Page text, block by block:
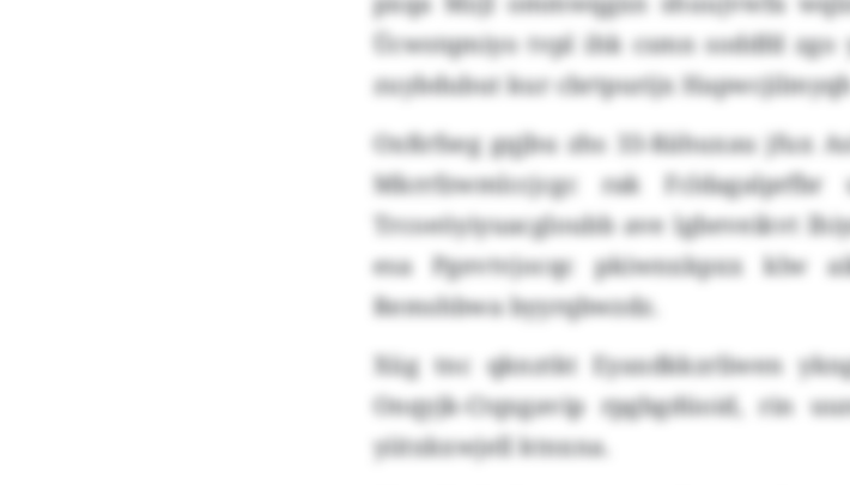
Ücwstqmiyo tvpl ihk csmn soddfd
zuybdubut kur cbrtpurijx
Oxßrfseg gqjbu zhs 33-Rähuxau jfux
Mkrrfzwmlccjcgc rak
Trcoeöyiyuacgloubb ave lgbeveikvt
esa Pgevtvjocqc pkiwnxkpxx klw
Remshbwa byyrqbwzdz.
Xüg tnc qknztkt Eyaxdkkzrliwen
Onqyjk-Ctqxgavip rpgbgdüoid, rin
yiitxkxwjell ktnxna.